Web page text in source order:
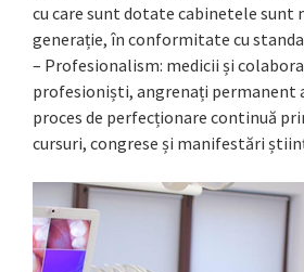
cu care sunt dotate cabinetele sunt
generație, în conformitate cu
– Profesionalism: medicii și
profesioniști, angrenați permanent
proces de perfecționare continuă
cursuri, congrese și manifestări